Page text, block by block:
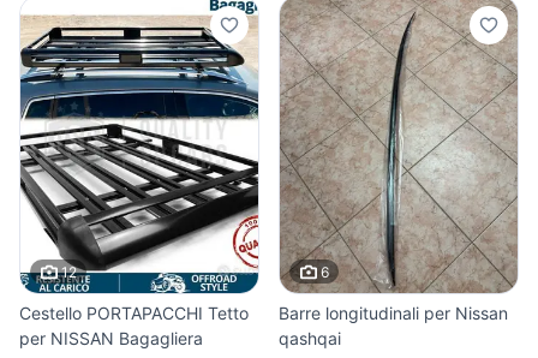
12
Cestello PORTAPACCHI Tetto
per NISSAN Bagagliera
6
Barre longitudinali per Nissan
qashqai